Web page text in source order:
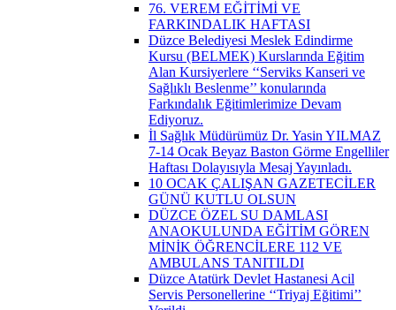
76. VEREM EĞİTİMİ VE
FARKINDALIK HAFTASI
Düzce Belediyesi Meslek Edindirme
Kursu (BELMEK) Kurslarında Eğitim
Alan Kursiyerlere ‘‘Serviks Kanseri ve
Sağlıklı Beslenme’’ konularında
Farkındalık Eğitimlerimize Devam
Ediyoruz.
İl Sağlık Müdürümüz Dr. Yasin YILMAZ
7-14 Ocak Beyaz Baston Görme Engelliler
Haftası Dolayısıyla Mesaj Yayınladı.
10 OCAK ÇALIŞAN GAZETECİLER
GÜNÜ KUTLU OLSUN
DÜZCE ÖZEL SU DAMLASI
ANAOKULUNDA EĞİTİM GÖREN
MİNİK ÖĞRENCİLERE 112 VE
AMBULANS TANITILDI
Düzce Atatürk Devlet Hastanesi Acil
Servis Personellerine ‘‘Triyaj Eğitimi’’